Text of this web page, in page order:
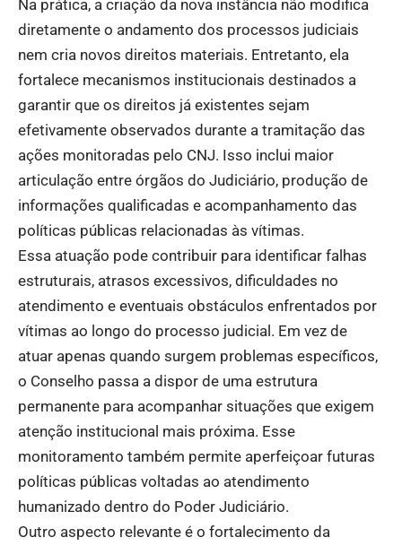
Na prática, a criação da nova instância não modifica
diretamente o andamento dos processos judiciais
nem cria novos direitos materiais. Entretanto, ela
fortalece mecanismos institucionais destinados a
garantir que os direitos já existentes sejam
efetivamente observados durante a tramitação das
ações monitoradas pelo CNJ. Isso inclui maior
articulação entre órgãos do Judiciário, produção de
informações qualificadas e acompanhamento das
políticas públicas relacionadas às vítimas.
Essa atuação pode contribuir para identificar falhas
estruturais, atrasos excessivos, dificuldades no
atendimento e eventuais obstáculos enfrentados por
vítimas ao longo do processo judicial. Em vez de
atuar apenas quando surgem problemas específicos,
o Conselho passa a dispor de uma estrutura
permanente para acompanhar situações que exigem
atenção institucional mais próxima. Esse
monitoramento também permite aperfeiçoar futuras
políticas públicas voltadas ao atendimento
humanizado dentro do Poder Judiciário.
Outro aspecto relevante é o fortalecimento da